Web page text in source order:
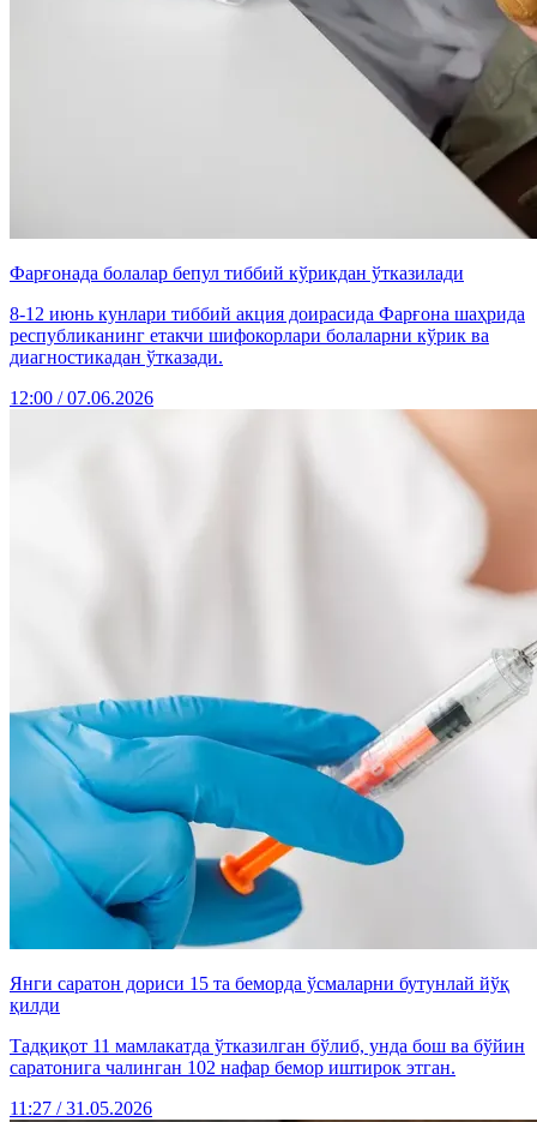
Фарғонада болалар бепул тиббий кўрикдан ўтказилади
8-12 июнь кунлари тиббий акция доирасида Фарғона шаҳрида
республиканинг етакчи шифокорлари болаларни кўрик ва
диагностикадан ўтказади.
12:00 / 07.06.2026
Янги саратон дориси 15 та беморда ўсмаларни бутунлай йўқ
қилди
Тадқиқот 11 мамлакатда ўтказилган бўлиб, унда бош ва бўйин
саратонига чалинган 102 нафар бемор иштирок этган.
11:27 / 31.05.2026